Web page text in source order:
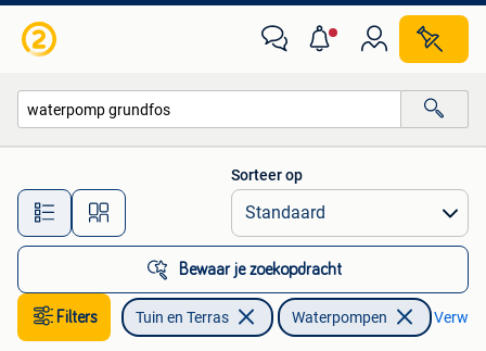
Alle afstanden…
Sorteer op
Bewaar je zoekopdracht
Filters Tuin en Terras Waterpompen